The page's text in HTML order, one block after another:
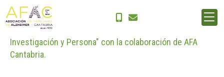
Inicio
Noticias
CEAFA organiza en Cantabria la jornada "Alzheimer.
Investigación y Persona" con la colaboración de AFA
Cantabria.